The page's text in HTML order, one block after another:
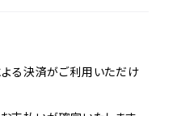
よる決済がご利用いただけ